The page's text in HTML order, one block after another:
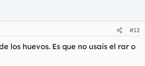
#12
los huevos. Es que no usais el rar o